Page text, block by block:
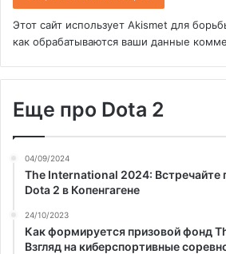
Этот сайт использует Akismet для
как обрабатываются ваши данные
Еще про Dota 2
04/09/2024
The International 2024: Встречайте
Dota 2 в Копенгагене
24/10/2023
Как формируется призовой фонд
Взгляд на киберспортивные